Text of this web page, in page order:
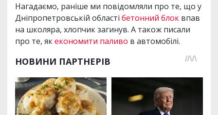
Нагадаємо, раніше ми повідомляли про те, що у
Дніпропетровській області бетонний блок впав
на школяра, хлопчик загинув. А також писали
про те, якекономити паливо в автомобілі.